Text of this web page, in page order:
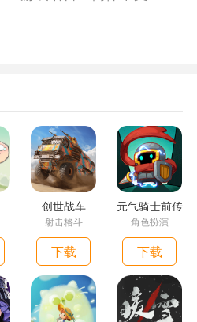
创世战车
射击格斗
下载
元气骑士前传
角色扮演
下载